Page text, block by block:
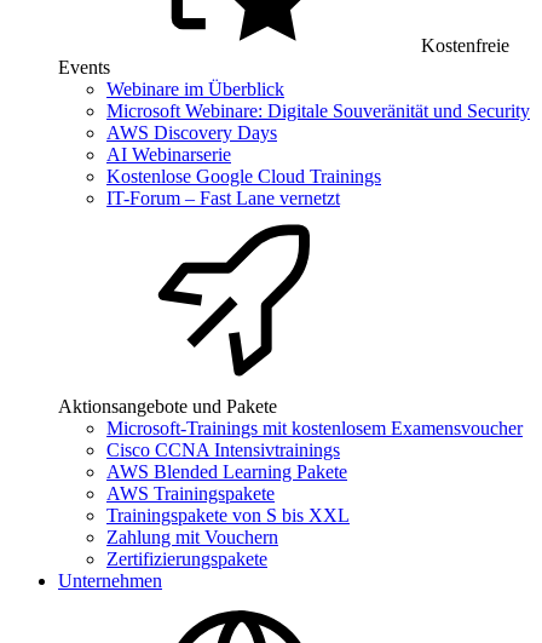
Kostenfreie
Events
Webinare im Überblick
Microsoft Webinare: Digitale Souveränität und Security
AWS Discovery Days
AI Webinarserie
Kostenlose Google Cloud Trainings
IT-Forum – Fast Lane vernetzt
Aktionsangebote und Pakete
Microsoft-Trainings mit kostenlosem Examensvoucher
Cisco CCNA Intensivtrainings
AWS Blended Learning Pakete
AWS Trainingspakete
Trainingspakete von S bis XXL
Zahlung mit Vouchern
Zertifizierungspakete
Unternehmen